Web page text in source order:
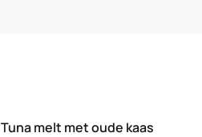
Tuna melt met oude kaas